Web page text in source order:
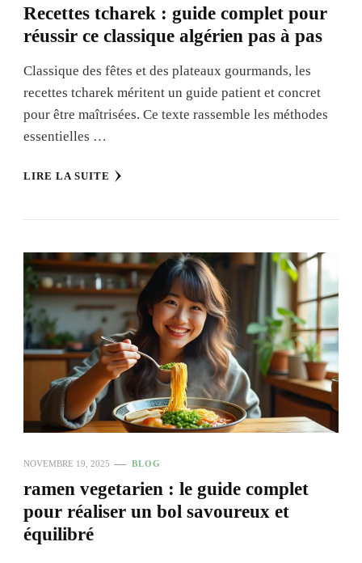
Recettes tcharek : guide complet pour
réussir ce classique algérien pas à pas
Classique des fêtes et des plateaux gourmands, les
recettes tcharek méritent un guide patient et concret
pour être maîtrisées. Ce texte rassemble les méthodes
essentielles …
LIRE LA SUITE
NOVEMBRE 19, 2025 BLOG
ramen vegetarien : le guide complet
pour réaliser un bol savoureux et
équilibré